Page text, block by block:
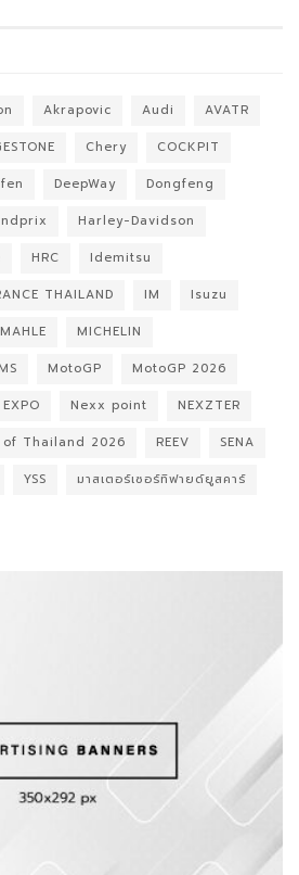
Akrapovic Audi
AVATR
Chery
COCKPIT
DeepWay
Dongfeng
Harley-Davidson
HRC
Idemitsu
THAILAND
IM
Isuzu
MAHLE
MICHELIN
MotoGP
MotoGP 2026
Nexx point
NEXZTER
Thailand 2026 REEV
SENA
YSS
มาสเตอร์เซอร์ทิฟายด์ยูสคาร์